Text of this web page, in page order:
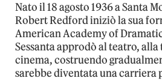
Nato il 18 agosto 1936 a Santa
Robert Redford iniziò la sua
American Academy of
Sessanta approdò al teatro,
cinema, costruendo
sarebbe diventata una carriera